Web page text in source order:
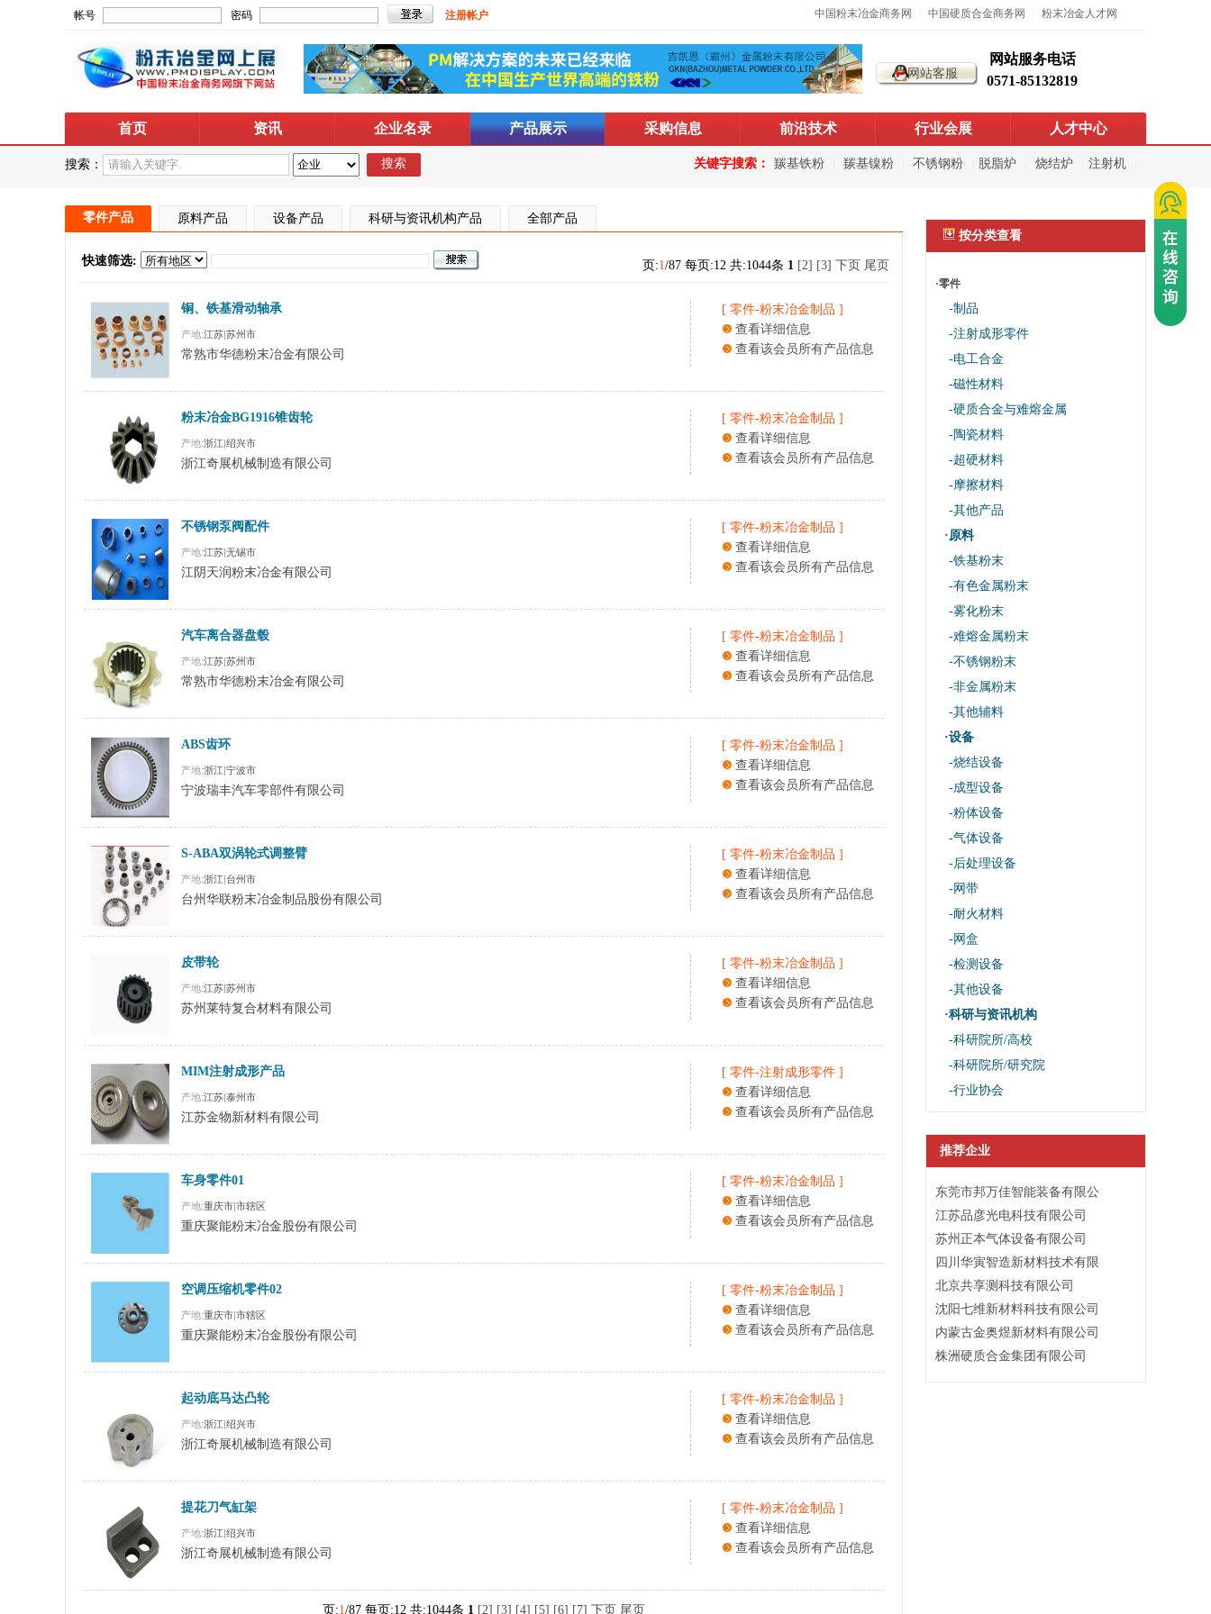
帐号 密码 注册帐户 中国粉末冶金商务网 中国硬质合金商务网 粉末冶金人才网
网站客服
网站服务电话
0571-85132819
首页 资讯 企业名录 产品展示 采购信息 前沿技术 行业会展 人才中心
搜索： 搜索 关键字搜索： 羰基铁粉 羰基镍粉 不锈钢粉 脱脂炉 烧结炉 注射机
零件产品 原料产品 设备产品 科研与资讯机构产品 全部产品
快速筛选: 页:1/87 每页:12 共:1044条 1 [2] [3] 下页 尾页
铜、铁基滑动轴承
产地:江苏|苏州市
常熟市华德粉末冶金有限公司
[ 零件-粉末冶金制品 ]
查看详细信息
查看该会员所有产品信息
粉末冶金BG1916锥齿轮
产地:浙江|绍兴市
浙江奇展机械制造有限公司
[ 零件-粉末冶金制品 ]
查看详细信息
查看该会员所有产品信息
不锈钢泵阀配件
产地:江苏|无锡市
江阴天润粉末冶金有限公司
[ 零件-粉末冶金制品 ]
查看详细信息
查看该会员所有产品信息
汽车离合器盘毂
产地:江苏|苏州市
常熟市华德粉末冶金有限公司
[ 零件-粉末冶金制品 ]
查看详细信息
查看该会员所有产品信息
ABS齿环
产地:浙江|宁波市
宁波瑞丰汽车零部件有限公司
[ 零件-粉末冶金制品 ]
查看详细信息
查看该会员所有产品信息
S-ABA双涡轮式调整臂
产地:浙江|台州市
台州华联粉末冶金制品股份有限公司
[ 零件-粉末冶金制品 ]
查看详细信息
查看该会员所有产品信息
皮带轮
产地:江苏|苏州市
苏州莱特复合材料有限公司
[ 零件-粉末冶金制品 ]
查看详细信息
查看该会员所有产品信息
MIM注射成形产品
产地:江苏|泰州市
江苏金物新材料有限公司
[ 零件-注射成形零件 ]
查看详细信息
查看该会员所有产品信息
车身零件01
产地:重庆市|市辖区
重庆聚能粉末冶金股份有限公司
[ 零件-粉末冶金制品 ]
查看详细信息
查看该会员所有产品信息
空调压缩机零件02
产地:重庆市|市辖区
重庆聚能粉末冶金股份有限公司
[ 零件-粉末冶金制品 ]
查看详细信息
查看该会员所有产品信息
起动底马达凸轮
产地:浙江|绍兴市
浙江奇展机械制造有限公司
[ 零件-粉末冶金制品 ]
查看详细信息
查看该会员所有产品信息
提花刀气缸架
产地:浙江|绍兴市
浙江奇展机械制造有限公司
[ 零件-粉末冶金制品 ]
查看详细信息
查看该会员所有产品信息
页:1/87 每页:12 共:1044条 1 [2] [3] [4] [5] [6] [7] 下页 尾页
按分类查看
·零件
-制品
-注射成形零件
-电工合金
-磁性材料
-硬质合金与难熔金属
-陶瓷材料
-超硬材料
-摩擦材料
-其他产品
·原料
-铁基粉末
-有色金属粉末
-雾化粉末
-难熔金属粉末
-不锈钢粉末
-非金属粉末
-其他辅料
·设备
-烧结设备
-成型设备
-粉体设备
-气体设备
-后处理设备
-网带
-耐火材料
-网盒
-检测设备
-其他设备
·科研与资讯机构
-科研院所/高校
-科研院所/研究院
-行业协会
推荐企业
东莞市邦万佳智能装备有限公
江苏品彦光电科技有限公司
苏州正本气体设备有限公司
四川华寅智造新材料技术有限
北京共享测科技有限公司
沈阳七维新材料科技有限公司
内蒙古金奥煜新材料有限公司
株洲硬质合金集团有限公司